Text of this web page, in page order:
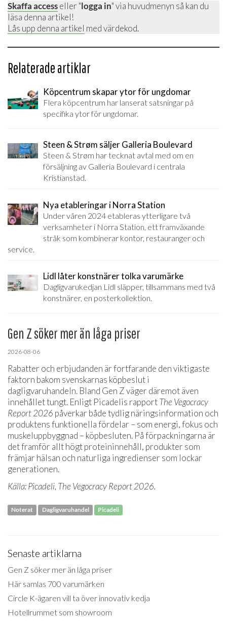
Skaffa accesseller "logga in" via huvudmenyn så kan du
läsa denna artikel!
Lås upp denna artikel med värdekod.
Relaterade artiklar
Köpcentrum skapar ytor för ungdomar
Flera köpcentrum har lanserat satsningar på
specifika ytor för ungdomar.
Steen & Strøm säljer Galleria Boulevard
Steen & Strøm har tecknat avtal med om en
försäljning av Galleria Boulevard i centrala
Kristianstad.
Nya etableringar i Norra Station
Under våren 2024 etableras ytterligare två
verksamheter i Norra Station, ett framväxande
stråk som kombinerar kontor, restauranger och
service.
Lidl låter konstnärer tolka varumärke
Dagligvarukedjan Lidl släpper, tillsammans med två
konstnärer, en posterkollektion.
Gen Z söker mer än låga priser
2026-08-06
Rabatter och erbjudanden är fortfarande den viktigaste
faktorn bakom svenskarnas köpbeslut i
dagligvaruhandeln. Bland Gen Z väger däremot även
innehållet tungt. Enligt Picadelis rapportThe Vegocracy
Report 2026 påverkar både tydlig näringsinformation och
produktens funktionella fördelar – som energi, fokus och
muskeluppbyggnad – köpbesluten. På förpackningarna är
det framför allt högt proteininnehåll, produkter som
främjar hälsan och naturliga ingredienser som lockar
generationen.
Källa: Picadeli, The Vegocracy Report 2026.
Noterat Dagligvaruhandel Picadeli
Senaste artiklarna
Gen Z söker mer än låga priser
Här samlas 700 varumärken
Circle K-ägaren vill ta över innovativ kedja
Hotellrummet som showroom